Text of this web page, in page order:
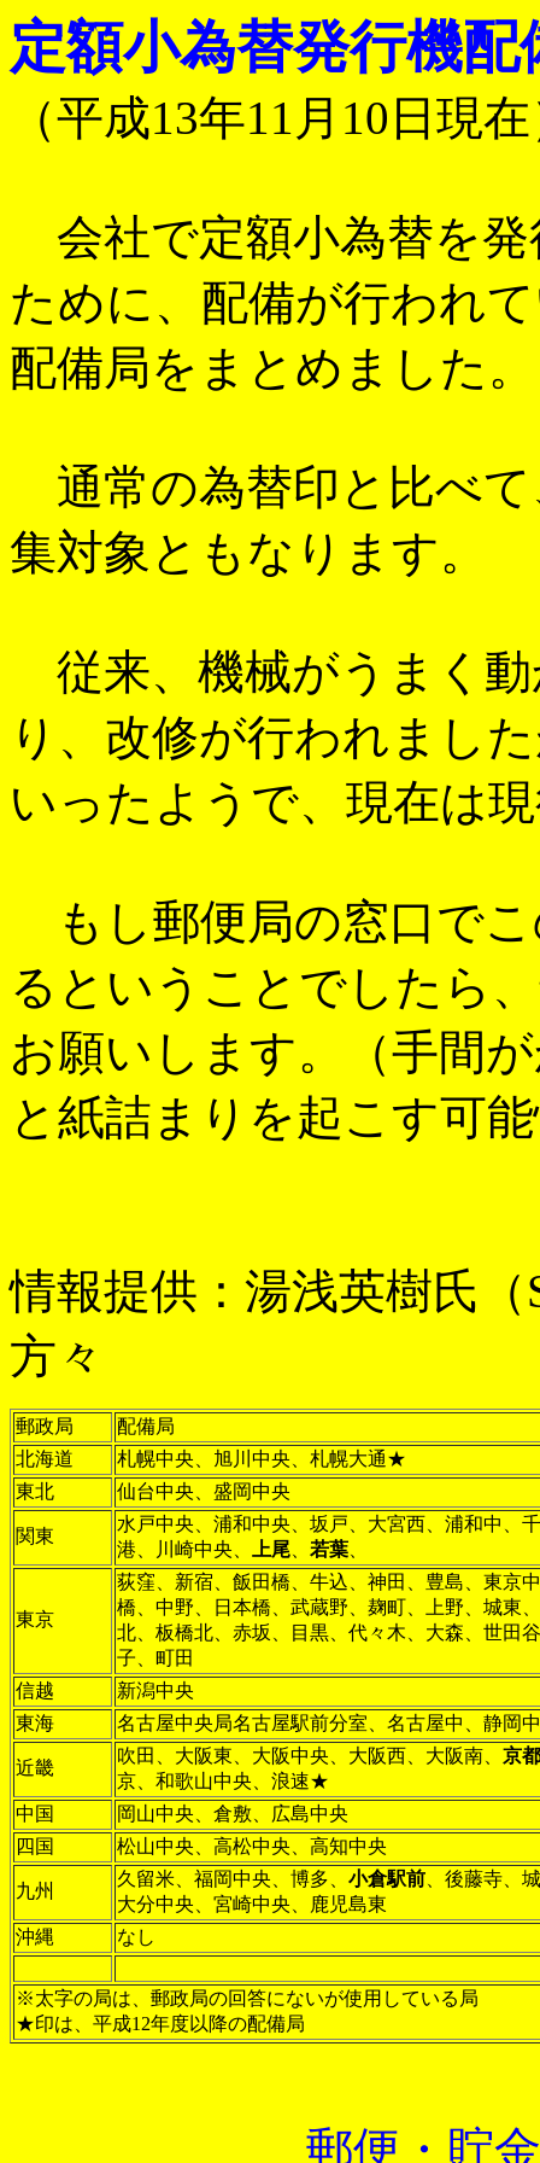
定額小為替発行機配
（平成13年11月10日現
会社で定額小為替を
ために、配備が行われ
配備局をまとめました。
通常の為替印と比べ
集対象ともなります。
従来、機械がうまく
り、改修が行われまし
いったようで、現在は
もし郵便局の窓口で
るということでしたら
お願いします。（手間
と紙詰まりを起こす可
情報提供：湯浅英樹氏
方々
郵政局
配備局
北海道
札幌中央、旭川中央、札幌大通★
東北
仙台中央、盛岡中央
関東
水戸中央、浦和中央、坂戸、大宮西、浦和中、
港、川崎中央、
上尾 若葉
東京
荻窪、新宿、飯田橋、牛込、神田、豊島、東京
橋、中野、日本橋、武蔵野、麹町、上野、城東
北、板橋北、赤坂、目黒、代々木、大森、世田
子、町田
信越
新潟中央
東海
名古屋中央局名古屋駅前分室、名古屋中、静岡
近畿
吹田、大阪東、大阪中央、大阪西、大阪南、 京
京、和歌山中央、浪速★
中国
岡山中央、倉敷、広島中央
四国
松山中央、高松中央、高知中央
九州
久留米、福岡中央、博多、 小倉駅前 、後藤寺、
大分中央、宮崎中央、鹿児島東
沖縄
なし
※太字の局は、郵政局の回答にないが使用している局
★印は、平成12年度以降の配備局
郵便・貯